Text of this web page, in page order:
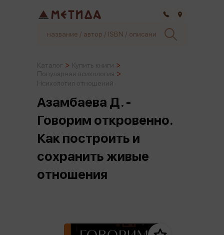
Азамбаева Д. -
Говорим откровенно.
Как построить и
сохранить живые
отношения